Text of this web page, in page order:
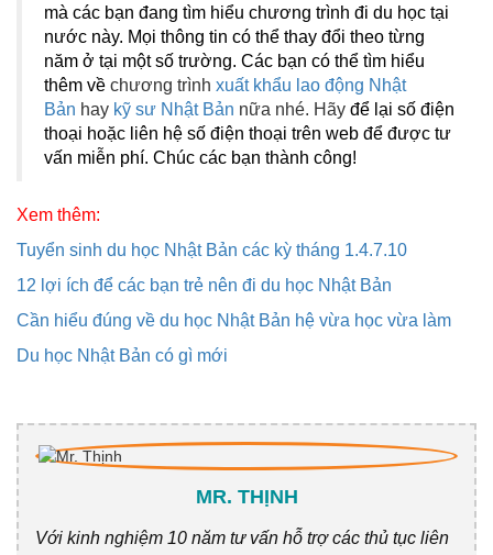
mà các bạn đang tìm hiểu chương trình đi du học tại
nước này. Mọi thông tin có thể thay đổi theo từng
năm ở tại một số trường. Các bạn có thể tìm hiểu
thêm về chương trình xuất khẩu lao động Nhật
Bản hay kỹ sư Nhật Bản nữa nhé. Hãy để lại số điện
thoại hoặc liên hệ số điện thoại trên web để được tư
vấn miễn phí. Chúc các bạn thành công!
Xem thêm:
Tuyển sinh du học Nhật Bản các kỳ tháng 1.4.7.10
12 lợi ích để các bạn trẻ nên đi du học Nhật Bản
Cần hiểu đúng về du học Nhật Bản hệ vừa học vừa làm
Du học Nhật Bản có gì mới
MR. THỊNH
Với kinh nghiệm 10 năm tư vấn hỗ trợ các thủ tục liên